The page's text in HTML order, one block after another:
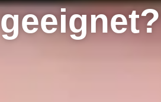
geeignet?